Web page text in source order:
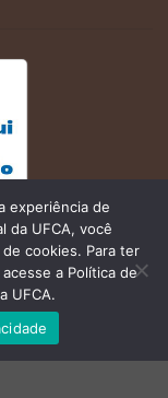
experiência de
da UFCA, você
cookies. Para ter
a Política de
UFCA.